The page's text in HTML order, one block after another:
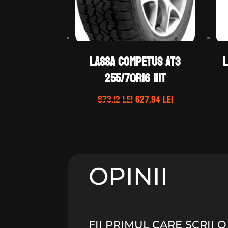
LASSA COMPETUS AT3
255/70R16 111T
673.12leiPrețul
627.94leiPrețul
OPINII
FII PRIMUL CARE SCRII